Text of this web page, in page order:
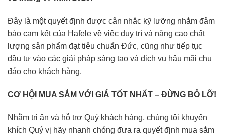
Đây là một quyết định được cân nhắc kỹ lưỡng nhằm đảm
bảo cam kết của Hafele về việc duy trì và nâng cao chất
lượng sản phẩm đạt tiêu chuẩn Đức, cũng như tiếp tục
đầu tư vào các giải pháp sáng tạo và dịch vụ hậu mãi chu
đáo cho khách hàng.
CƠ HỘI MUA SẮM VỚI GIÁ TỐT NHẤT – ĐỪNG BỎ LỠ!
Nhằm tri ân và hỗ trợ Quý khách hàng, chúng tôi khuyến
khích Quý vị hãy nhanh chóng đưa ra quyết định mua sắm